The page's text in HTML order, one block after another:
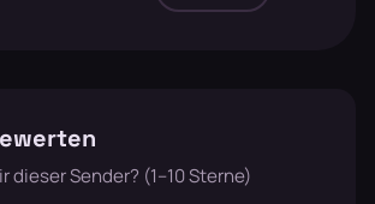
dieser Sender? (1–10 Sterne)